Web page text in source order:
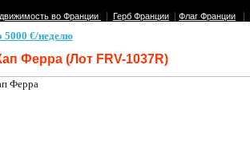
во Франции Герб Франции Флаг Франции
5000 €/неделю
Ферра (Лот FRV-1037R)